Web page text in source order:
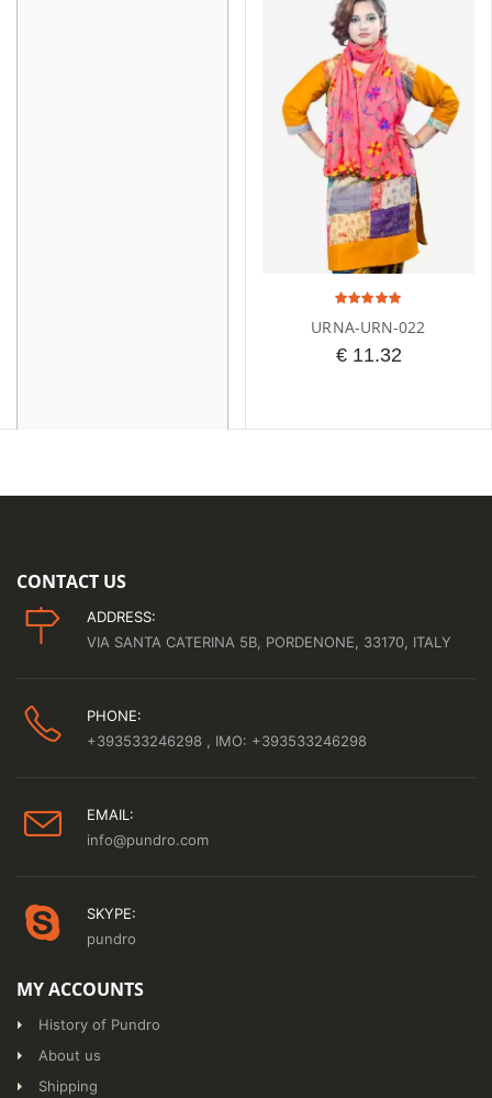
URNA-URN-022
€ 11.32
CONTACT US
ADDRESS:
VIA SANTA CATERINA 5B, PORDENONE, 33170, ITALY
PHONE:
+393533246298
, IMO: +393533246298
EMAIL:
info@pundro.com
SKYPE:
pundro
MY ACCOUNTS
History of Pundro
About us
Shipping